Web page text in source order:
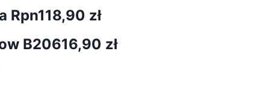
Rpn118,90 zł
B20616,90 zł